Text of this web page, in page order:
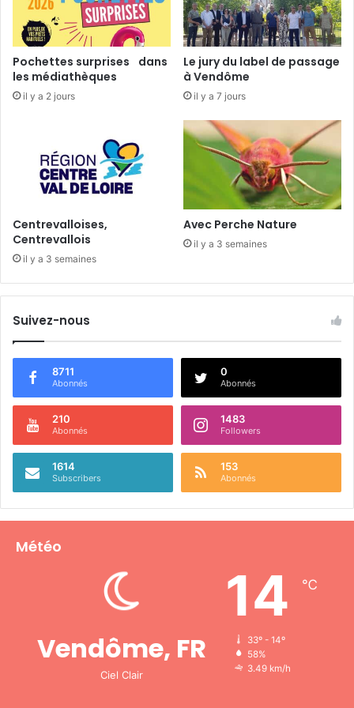
e
a
2
0
1
…
Pochettes surprises dans
les médiathèques
il y a 2 jours
Le jury du label de passage
à Vendôme
il y a 7 jours
Centrevalloises,
Centrevallois
il y a 3 semaines
Avec Perche Nature
il y a 3 semaines
Suivez-nous
8711
Abonnés
0
Abonnés
210
Abonnés
1483
Followers
1614
Subscribers
153
Abonnés
Météo
Vendôme, FR
Ciel Clair
14 ℃
33º - 14º
58%
3.49 km/h